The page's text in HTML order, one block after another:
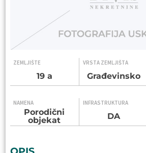
ZEMLJIŠTE
19 a
VRSTA ZEMLJIŠTA
Građevinsko
NAMENA
Porodični
objekat
INFRASTRUKTURA
DA